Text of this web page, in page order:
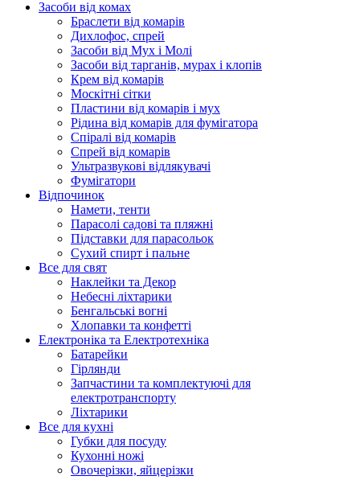
Засоби від комах
Браслети від комарів
Дихлофос, спрей
Засоби від Мух і Молі
Засоби від тарганів, мурах і клопів
Крем від комарів
Москітні сітки
Пластини від комарів і мух
Рідина від комарів для фумігатора
Спіралі від комарів
Спрей від комарів
Ультразвукові відлякувачі
Фумігатори
Відпочинок
Намети, тенти
Парасолі садові та пляжні
Підставки для парасольок
Сухий спирт і пальне
Все для свят
Наклейки та Декор
Небесні ліхтарики
Бенгальські вогні
Хлопавки та конфетті
Електроніка та Електротехніка
Батарейки
Гірлянди
Запчастини та комплектуючі для
електротранспорту
Ліхтарики
Все для кухні
Губки для посуду
Кухонні ножі
Овочерізки, яйцерізки